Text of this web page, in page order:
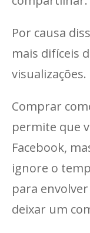
Por causa
mais difíceis
visualizações.
Comprar
permite que
Facebook,
ignore o
para
deixar um